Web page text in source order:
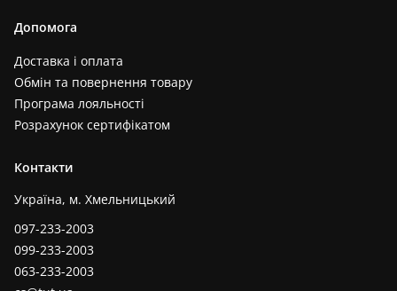
Допомога
Доставка і оплата
Обмін та повернення товару
Програма лояльності
Розрахунок сертифікатом
Контакти
Україна, м. Хмельницький
097-233-2003
099-233-2003
063-233-2003